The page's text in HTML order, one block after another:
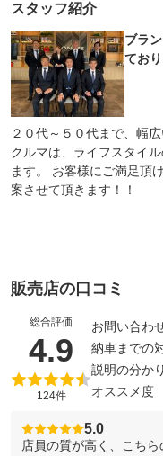
スタッフ紹介
ブラ
てお
２０代～５０代まで、幅
クルマは、ライフスタイ
ます。 お客様にご満足頂
案させて頂きます！！
販売店の口コミ
総合評価
4.9 （5
124件
お問い合わ
納車までの
説明の分か
オススメ度
5.0
店員の質が高く、こち